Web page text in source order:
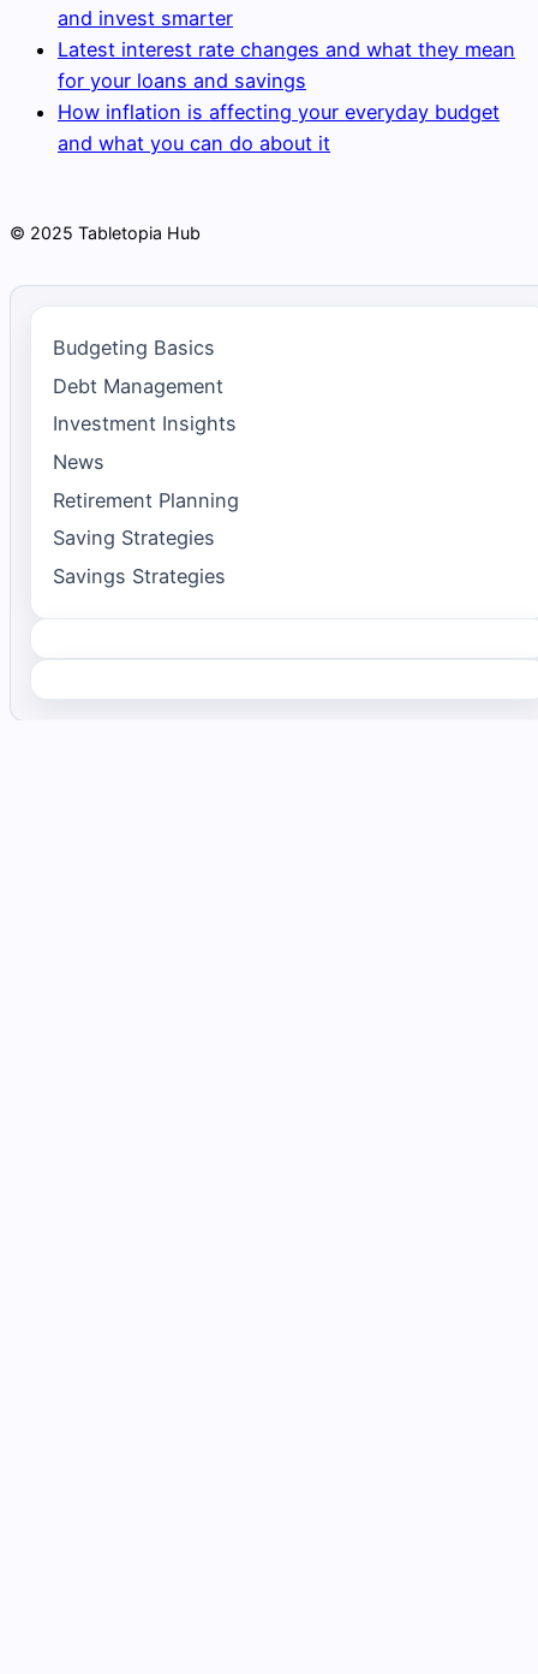
and invest smarter
Latest interest rate changes and what they mean
for your loans and savings
How inflation is affecting your everyday budget
and what you can do about it
© 2025 Tabletopia Hub
Budgeting Basics
Debt Management
Investment Insights
News
Retirement Planning
Saving Strategies
Savings Strategies